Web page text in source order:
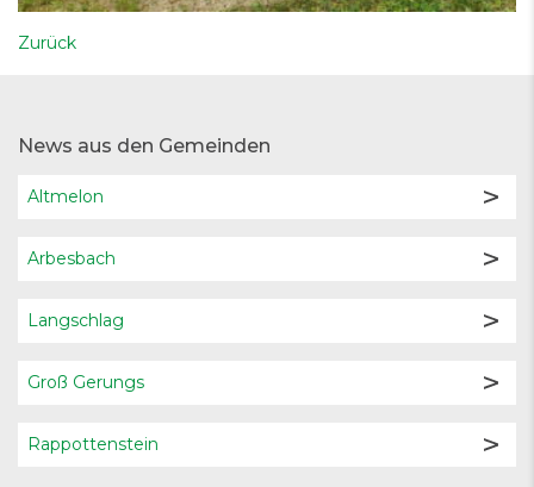
Zurück
News aus den Gemeinden
Altmelon
Arbesbach
Langschlag
Groß Gerungs
Rappottenstein